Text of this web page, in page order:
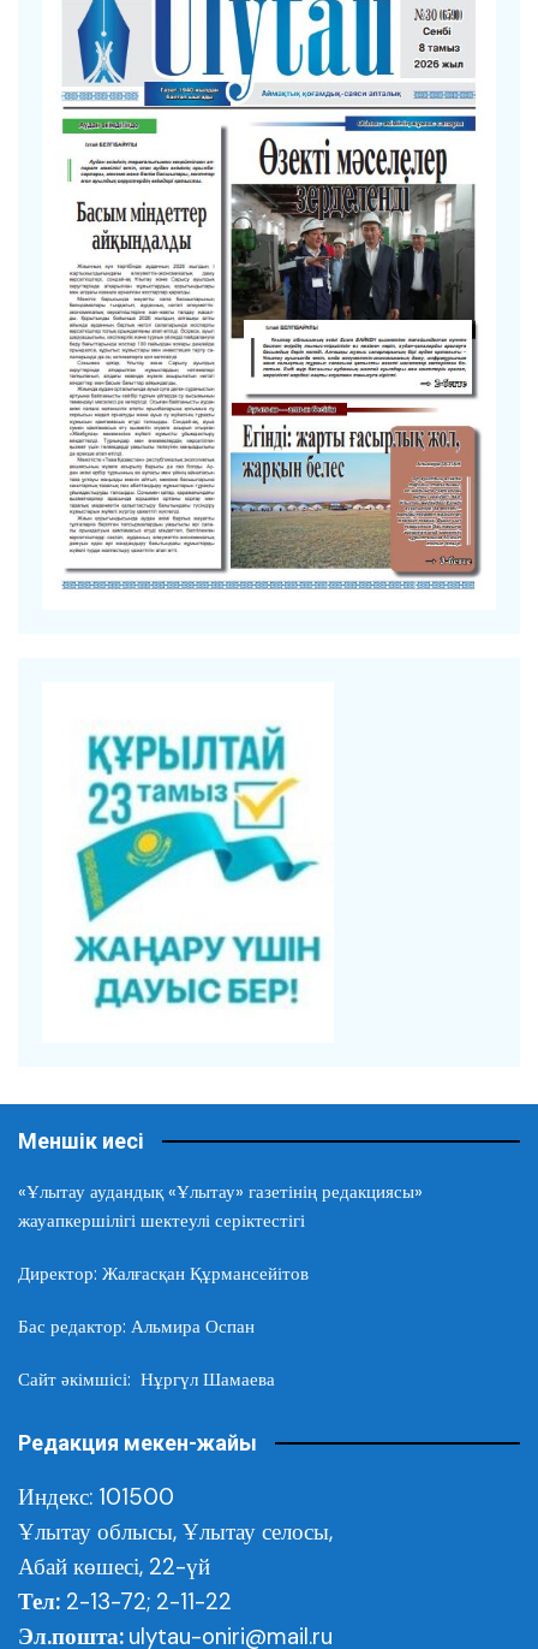
Меншік иесі
«Ұлытау аудандық «Ұлытау» газетінің редакциясы»
жауапкершілігі шектеулі серіктестігі
Директор: Жалғасқан Құрмансейітов
Бас редактор: Альмира Оспан
Сайт әкімшісі: Нұргүл Шамаева
Редакция мекен-жайы
Индекс: 101500
Ұлытау облысы, Ұлытау селосы,
Абай көшесі, 22-үй
Тел: 2-13-72; 2-11-22
Эл.пошта: ulytau-oniri@mail.ru